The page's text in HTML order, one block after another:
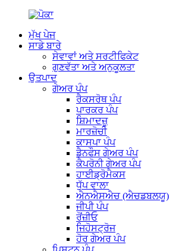
ਮੁੱਖ ਪੇਜ
ਸਾਡੇ ਬਾਰੇ
ਸੇਵਾਵਾਂ ਅਤੇ ਸਰਟੀਫਿਕੇਟ
ਗੁਣਵੱਤਾ ਅਤੇ ਅਨੁਕੂਲਤਾ
ਉਤਪਾਦ
ਗੇਅਰ ਪੰਪ
ਰੈਕਸਰੋਥ ਪੰਪ
ਪਾਰਕਰ ਪੰਪ
ਸ਼ਿਮਾਦਜ਼ੂ
ਮਾਰਜ਼ੋਚੀ
ਕਾਸਪਾ ਪੰਪ
ਡੈਨਫੌਸ ਗੇਅਰ ਪੰਪ
ਕੈਪਰੋਨੀ ਗੇਅਰ ਪੰਪ
ਹਾਈਡ੍ਰੋਮੈਕਸ
ਧੁੱਪ ਵਾਲਾ
ਐਨਐਸਐਚ (ਐਚਡਬਲਯੂ)
ਜੀਪੀ ਪੰਪ
ਰੋਂਜ਼ੀਓ
ਜਿਹੋਸਟ੍ਰੋਜ
ਹੋਰ ਗੇਅਰ ਪੰਪ